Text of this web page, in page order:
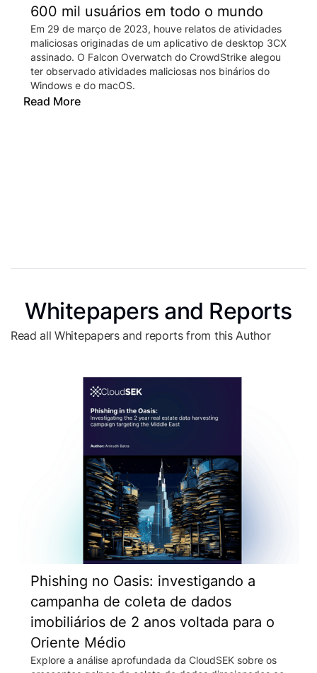
600 mil usuários em todo o mundo
Em 29 de março de 2023, houve relatos de atividades
maliciosas originadas de um aplicativo de desktop 3CX
assinado. O Falcon Overwatch do CrowdStrike alegou
ter observado atividades maliciosas nos binários do
Windows e do macOS.
Read More
Whitepapers and Reports
Read all Whitepapers and reports from this Author
Phishing no Oasis: investigando a
campanha de coleta de dados
imobiliários de 2 anos voltada para o
Oriente Médio
Explore a análise aprofundada da CloudSEK sobre os